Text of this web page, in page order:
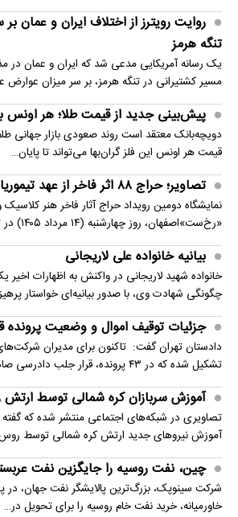
روایت رویترز از اختلاف ایران و عمان
تنگه هرمز
یک رسانه آمریکایی مدعی شد که ایران و عمان در
مسیر کشتیرانی در تنگه هرمز، بر سر میزان عوارض
پیش‌بینی جدید از قیمت طلا؛ هر اونس به ۴۷۰۰ دلار
دویچه‌بانک معتقد است روند صعودی بازار جهانی
قیمت هر اونس این فلز گران‌بها می‌تواند تا پایان…
تصاویر؛ حراج ۸۸ اثر فاخر از عهد تیموریان تا دوره معاصر
نمایشگاه دومین رویداد حراج آثار فاخر هنر
«رخ‌ست»اصفهان، روز چهارشنبه (۱۴ مرداد ۱۴۰۵) در تالار هنر هتل…
بیانیه خانواده علی لاریجانی
خانواده شهید لاریجانی در واکنش به اظهارات اخیر
چگونگی شهادت وی، با صدور بیانیه‌ای خواستار
جزئیات توقیف اموال و وضعیت پرونده
تشکیل شده که در ۴۳ پرونده، قرار جلب دادرسی صادر شده اس…
آموزش سربازان کره شمالی توسط ارتش
تصاویری در شبکه‌های اجتماعی منتشر شده که
آموزش نیروهای جدید ارتش کره شمالی توسط
چین، نفت روسیه را جایگزین نفت
شرکت سینوپک، بزرگ‌ترین پالایشگر نفت جهان،
خاورمیانه، خرید نفت خام روسیه را برای تحویل در…